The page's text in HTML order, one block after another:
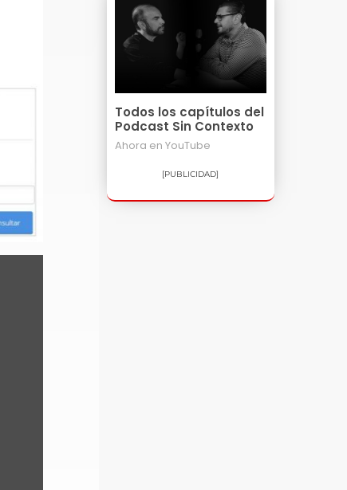
Todos los capítulos del
Podcast Sin Contexto
Ahora en YouTube
[PUBLICIDAD]